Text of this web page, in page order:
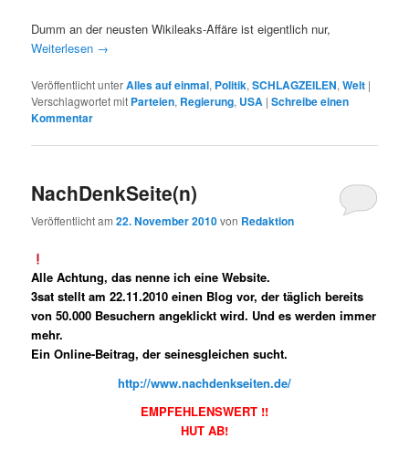
Dumm an der neusten Wikileaks-Affäre ist eigentlich nur,
Weiterlesen →
Veröffentlicht unterAlles auf einmal, Politik,SCHLAGZEILEN,Welt |
Verschlagwortet mit Parteien, Regierung, USA |Schreibe einen
Kommentar
NachDenkSeite(n)
Veröffentlicht am22. November 2010von Redaktion
Alle Achtung, das nenne ich eine Website.
3sat stellt am 22.11.2010 einen Blog vor, der täglich bereits
von 50.000 Besuchern angeklickt wird. Und es werden immer
mehr.
Ein Online-Beitrag, der seinesgleichen sucht.
http://www.nachdenkseiten.de/
EMPFEHLENSWERT !!
HUT AB!